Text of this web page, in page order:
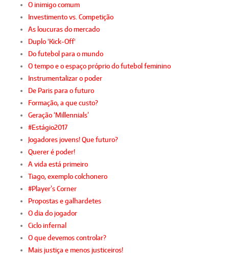
O inimigo comum
Investimento vs. Competição
As loucuras do mercado
Duplo 'Kick-Off'
Do futebol para o mundo
O tempo e o espaço próprio do futebol feminino
Instrumentalizar o poder
De Paris para o futuro
Formação, a que custo?
Geração ‘Millennials’
#Estágio2017
Jogadores jovens! Que futuro?
Querer é poder!
A vida está primeiro
Tiago, exemplo colchonero
#Player’s Corner
Propostas e galhardetes
O dia do jogador
Ciclo infernal
O que devemos controlar?
Mais justiça e menos justiceiros!